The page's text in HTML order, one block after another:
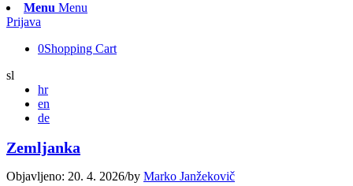
Menu Menu
Prijava
0Shopping Cart
sl
hr
en
de
Zemljanka
Objavljeno: 20. 4. 2026/by Marko Janžekovič